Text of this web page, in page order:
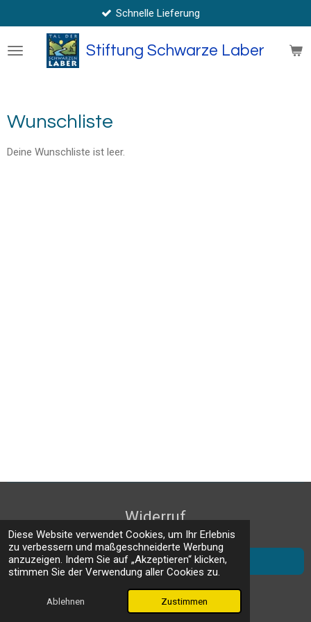
Diese Website verwendet Cookies, um Ihr Erlebnis
zu verbessern und maßgeschneiderte Werbung
anzuzeigen. Indem Sie auf „Akzeptieren“ klicken,
stimmen Sie der Verwendung aller Cookies zu.
Ablehnen Zustimmen
Hauptinhalt
springen
Stiftung Schwarze Laber
Schnelle Lieferung
Wunschliste
Deine Wunschliste ist leer.
Widerruf
AGB
Mit Unterstützung von